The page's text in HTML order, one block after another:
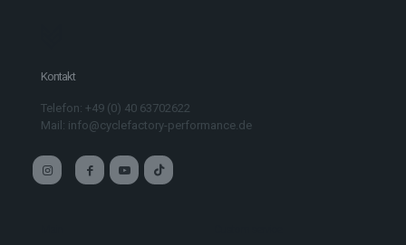
Kontakt
Telefon: +49 (0) 40 63702622
Mail: info@cyclefactory-performance.de